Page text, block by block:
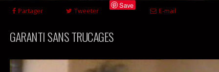
Partager Tweeter
Save
E-mail
GARANTI SANS TRUCAGES